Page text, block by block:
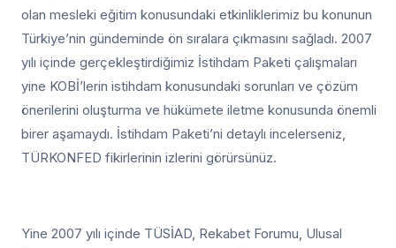
olan mesleki eğitim konusundaki etkinliklerimiz bu konunun
Türkiye’nin gündeminde ön sıralara çıkmasını sağladı. 2007
yılı içinde gerçekleştirdiğimiz İstihdam Paketi çalışmaları
yine KOBİ’lerin istihdam konusundaki sorunları ve çözüm
önerilerini oluşturma ve hükümete iletme konusunda önemli
birer aşamaydı. İstihdam Paketi’ni detaylı incelerseniz,
TÜRKONFED fikirlerinin izlerini görürsünüz.
Yine 2007 yılı içinde TÜSİAD, Rekabet Forumu, Ulusal